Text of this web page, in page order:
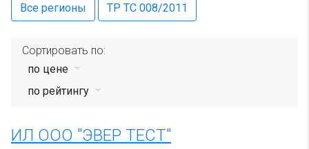
Все регионы ТР ТС 008/2011
Сортировать по:
по цене
по рейтингу
ИЛ ООО "ЭВЕР ТЕСТ"